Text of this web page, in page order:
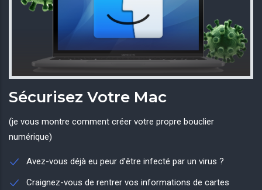
Sécurisez Votre Mac
(je vous montre comment créer votre propre bouclier
numérique)
Avez-vous déjà eu peur d’être infecté par un virus ?
Craignez-vous de rentrer vos informations de cartes